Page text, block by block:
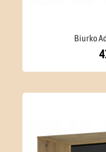
Biurko